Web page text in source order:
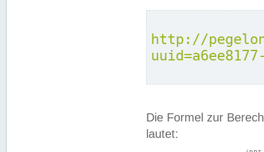
http://
Die Formel zur
lautet: